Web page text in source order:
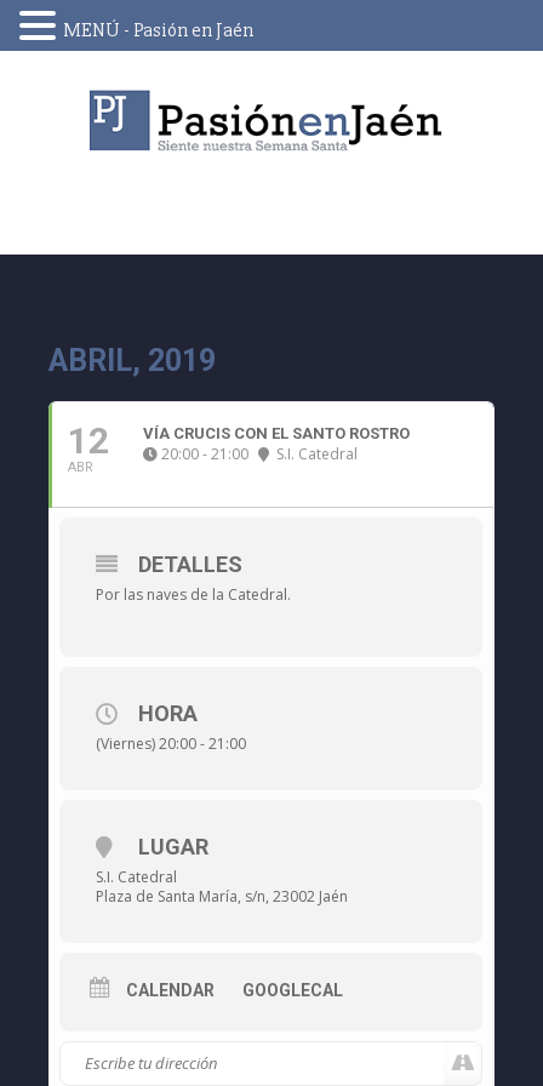
ABRIL, 2019
12
ABR
VÍA CRUCIS CON EL SANTO ROSTRO
20:00 - 21:00 S.I. Catedral
DETALLES
Por las naves de la Catedral.
HORA
(Viernes) 20:00 - 21:00
LUGAR
S.I. Catedral
Plaza de Santa María, s/n, 23002 Jaén
CALENDAR GOOGLECAL
MENÚ - Pasión en Jaén